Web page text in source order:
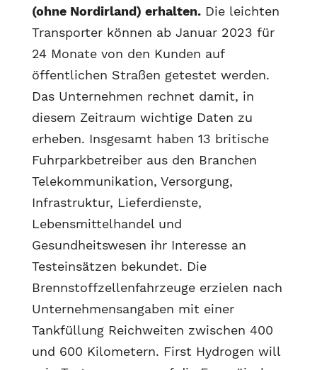
(ohne Nordirland) erhalten.Die leichten
Transporter können ab Januar 2023 für
24 Monate von den Kunden auf
öffentlichen Straßen getestet werden.
Das Unternehmen rechnet damit, in
diesem Zeitraum wichtige Daten zu
erheben. Insgesamt haben 13 britische
Fuhrparkbetreiber aus den Branchen
Telekommunikation, Versorgung,
Infrastruktur, Lieferdienste,
Lebensmittelhandel und
Gesundheitswesen ihr Interesse an
Testeinsätzen bekundet. Die
Brennstoffzellenfahrzeuge erzielen nach
Unternehmensangaben mit einer
Tankfüllung Reichweiten zwischen 400
und 600 Kilometern. First Hydrogen will